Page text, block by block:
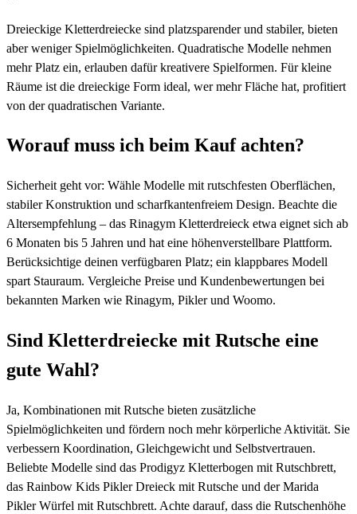
Dreieckige Kletterdreiecke sind platzsparender und stabiler, bieten
aber weniger Spielmöglichkeiten. Quadratische Modelle nehmen
mehr Platz ein, erlauben dafür kreativere Spielformen. Für kleine
Räume ist die dreieckige Form ideal, wer mehr Fläche hat, profitiert
von der quadratischen Variante.
Worauf muss ich beim Kauf achten?
Sicherheit geht vor: Wähle Modelle mit rutschfesten Oberflächen,
stabiler Konstruktion und scharfkantenfreiem Design. Beachte die
Altersempfehlung – das Rinagym Kletterdreieck etwa eignet sich ab
6 Monaten bis 5 Jahren und hat eine höhenverstellbare Plattform.
Berücksichtige deinen verfügbaren Platz; ein klappbares Modell
spart Stauraum. Vergleiche Preise und Kundenbewertungen bei
bekannten Marken wie Rinagym, Pikler und Woomo.
Sind Kletterdreiecke mit Rutsche eine
gute Wahl?
Ja, Kombinationen mit Rutsche bieten zusätzliche
Spielmöglichkeiten und fördern noch mehr körperliche Aktivität. Sie
verbessern Koordination, Gleichgewicht und Selbstvertrauen.
Beliebte Modelle sind das Prodigyz Kletterbogen mit Rutschbrett,
das Rainbow Kids Pikler Dreieck mit Rutsche und der Marida
Pikler Würfel mit Rutschbrett. Achte darauf, dass die Rutschenhöhe